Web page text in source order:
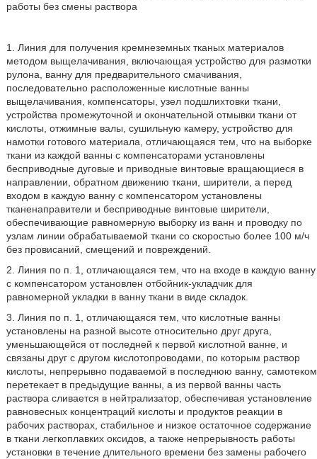
работы без смены раствора
1. Линия для получения кремнеземных тканых материалов
методом выщелачивания, включающая устройство для размотки
рулона, ванну для предварительного смачивания,
последовательно расположенные кислотные ванны
выщелачивания, компенсаторы, узел подшлихтовки ткани,
устройства промежуточной и окончательной отмывки ткани от
кислоты, отжимные валы, сушильную камеру, устройство для
намотки готового материала, отличающаяся тем, что на выборке
ткани из каждой ванны с компенсаторами установлены
бесприводные дуговые и приводные винтовые вращающиеся в
направлении, обратном движению ткани, ширители, а перед
входом в каждую ванну с компенсатором установлены
тканенаправители и бесприводные винтовые ширители,
обеспечивающие равномерную выборку из ванн и проводку по
узлам линии обрабатываемой ткани со скоростью более 100 м/ч
без провисаний, смещений и повреждений.
2. Линия по п. 1, отличающаяся тем, что на входе в каждую ванну
с компенсатором установлен отбойник-укладчик для
равномерной укладки в ванну ткани в виде складок.
3. Линия по п. 1, отличающаяся тем, что кислотные ванны
установлены на разной высоте относительно друг друга,
уменьшающейся от последней к первой кислотной ванне, и
связаны друг с другом кислотопроводами, по которым раствор
кислоты, непрерывно подаваемой в последнюю ванну, самотеком
перетекает в предыдущие ванны, а из первой ванны часть
раствора сливается в нейтрализатор, обеспечивая установление
равновесных концентраций кислоты и продуктов реакции в
рабочих растворах, стабильное и низкое остаточное содержание
в ткани легкоплавких оксидов, а также непрерывность работы
установки в течение длительного времени без замены рабочего